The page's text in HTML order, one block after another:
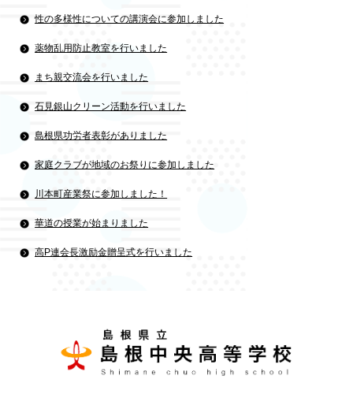
性の多様性についての講演会に参加しました
薬物乱用防止教室を行いました
まち親交流会を行いました
石見銀山クリーン活動を行いました
島根県功労者表彰がありました
家庭クラブが地域のお祭りに参加しました
川本町産業祭に参加しました！
華道の授業が始まりました
高P連会長激励金贈呈式を行いました